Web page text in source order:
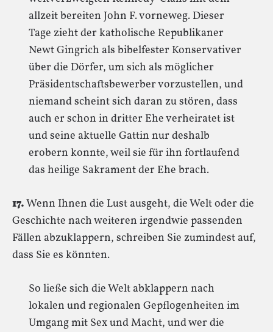
allzeit bereiten John F. vorneweg. Dieser
Tage zieht der katholische Republikaner
Newt Gingrich als bibelfester Konservativer
über die Dörfer, um sich als möglicher
Präsidentschaftsbewerber vorzustellen, und
niemand scheint sich daran zu stören, dass
auch er schon in dritter Ehe verheiratet ist
und seine aktuelle Gattin nur deshalb
erobern konnte, weil sie für ihn fortlaufend
das heilige Sakrament der Ehe brach.
17.Wenn Ihnen die Lust ausgeht, die Welt oder die
Geschichte nach weiteren irgendwie passenden
Fällen abzuklappern, schreiben Sie zumindest auf,
dass Sie es könnten.
So ließe sich die Welt abklappern nach
lokalen und regionalen Gepflogenheiten im
Umgang mit Sex und Macht, und wer die